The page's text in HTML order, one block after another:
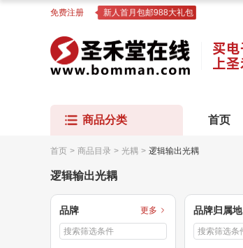
免费注册 新人首月包邮988大礼包
商品分类 首页
首页 > 商品目录 > 光耦 > 逻辑输出光耦
逻辑输出光耦
品牌 更多 品牌归属地